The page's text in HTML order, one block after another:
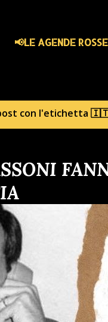
📢LE AGENDE ROSSE
con l'etichetta